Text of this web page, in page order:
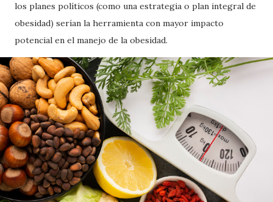
los planes políticos (como una estrategia o plan integral de
obesidad) serían la herramienta con mayor impacto
potencial en el manejo de la obesidad.